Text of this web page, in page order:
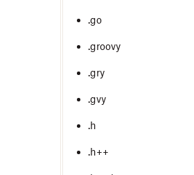
.go
.groovy
.gry
.gvy
.h
.h++